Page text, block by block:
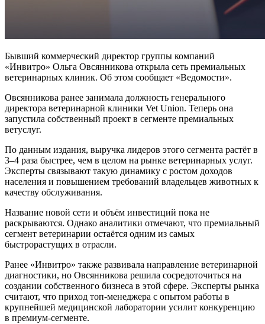
Бывший коммерческий директор группы компаний
«Инвитро» Ольга Овсянникова открыла сеть премиальных
ветеринарных клиник. Об этом сообщает «Ведомости».
Овсянникова ранее занимала должность генерального
директора ветеринарной клиники Vet Union. Теперь она
запустила собственный проект в сегменте премиальных
ветуслуг.
По данным издания, выручка лидеров этого сегмента растёт в
3–4 раза быстрее, чем в целом на рынке ветеринарных услуг.
Эксперты связывают такую динамику с ростом доходов
населения и повышением требований владельцев животных к
качеству обслуживания.
Название новой сети и объём инвестиций пока не
раскрываются. Однако аналитики отмечают, что премиальный
сегмент ветеринарии остаётся одним из самых
быстрорастущих в отрасли.
Ранее «Инвитро» также развивала направление ветеринарной
диагностики, но Овсянникова решила сосредоточиться на
создании собственного бизнеса в этой сфере. Эксперты рынка
считают, что приход топ-менеджера с опытом работы в
крупнейшей медицинской лаборатории усилит конкуренцию
в премиум-сегменте.